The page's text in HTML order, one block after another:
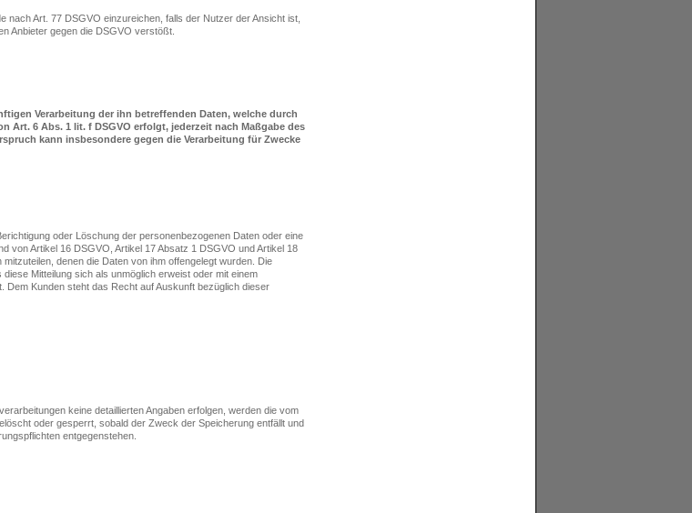
nach Art. 77 DSGVO einzureichen, falls der Nutzer der Ansicht ist,
Anbieter gegen die DSGVO verstößt.
Verarbeitung der ihn betreffenden Daten, welche durch
Art. 6 Abs. 1 lit. f DSGVO erfolgt, jederzeit nach Maßgabe des
kann insbesondere gegen die Verarbeitung für Zwecke
oder Löschung der personenbezogenen Daten oder eine
von Artikel 16 DSGVO, Artikel 17 Absatz 1 DSGVO und Artikel 18
denen die Daten von ihm offengelegt wurden. Die
Mitteilung sich als unmöglich erweist oder mit einem
Dem Kunden steht das Recht auf Auskunft bezüglich dieser
keine detaillierten Angaben erfolgen, werden die vom
oder gesperrt, sobald der Zweck der Speicherung entfällt und
entgegenstehen.